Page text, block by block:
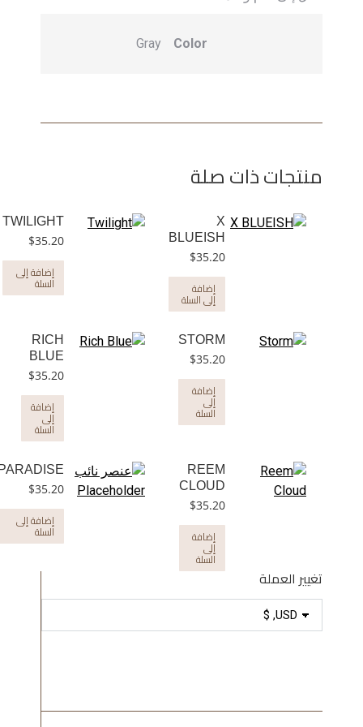
Color
Gray
منتجات ذات صلة
X
BLUEISH
$35.20
إضافة
إلى السلة
TWILIGHT
$35.20
إضافة إلى
السلة
STORM
$35.20
إضافة
إلى
السلة
RICH
BLUE
$35.20
إضافة
إلى
السلة
REEM
CLOUD
$35.20
إضافة
إلى
السلة
$35.20
إضافة إلى
السلة
تغيير العملة